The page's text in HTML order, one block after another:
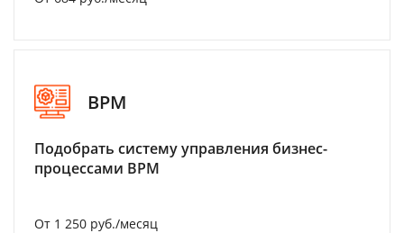
BPM
Подобрать систему управления бизнес-
процессами BPM
От 1 250 руб./месяц